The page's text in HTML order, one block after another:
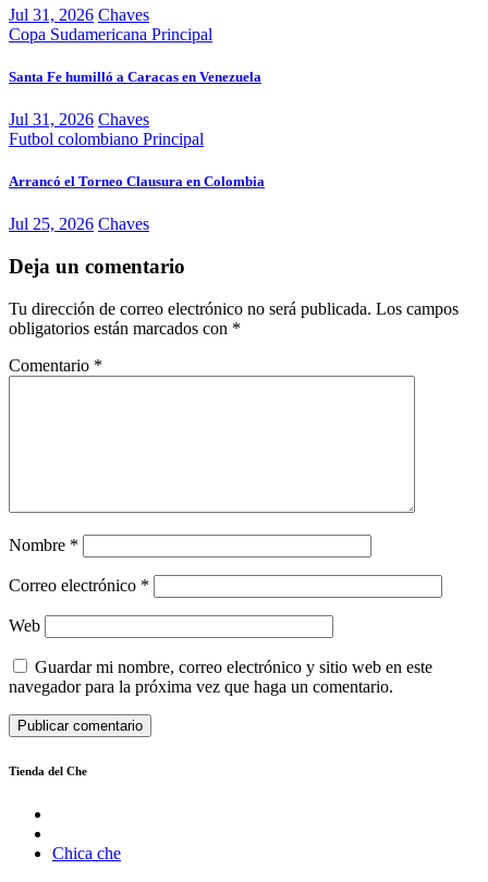
Jul 31, 2026 Chaves
Copa Sudamericana Principal
Santa Fe humilló a Caracas en Venezuela
Jul 31, 2026 Chaves
Futbol colombiano Principal
Arrancó el Torneo Clausura en Colombia
Jul 25, 2026 Chaves
Deja un comentario
Tu dirección de correo electrónico no será publicada. Los campos
obligatorios están marcados con *
Comentario *
Nombre *
Correo electrónico *
Web
Guardar mi nombre, correo electrónico y sitio web en este
navegador para la próxima vez que haga un comentario.
Tienda del Che
Chica che